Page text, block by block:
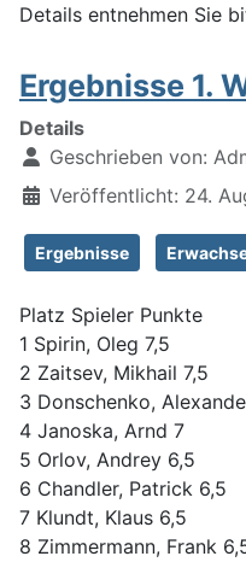
Details entnehmen Sie
Ergebnisse 1.
Details
Geschrieben von:
Veröffentlicht: 24.
Ergebnisse
Platz Spieler Punkte
1 Spirin, Oleg 7,5
2 Zaitsev, Mikhail 7,5
3 Donschenko,
4 Janoska, Arnd 7
5 Orlov, Andrey 6,5
6 Chandler, Patrick 6,5
7 Klundt, Klaus 6,5
8 Zimmermann, Frank